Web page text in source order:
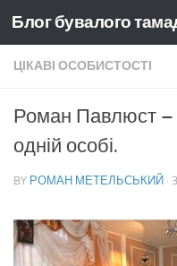
Skip to content
Блог бувалого
ЦІКАВІ ОСОБИСТОСТІ
Роман Павлюст –
одній особі.
BY РОМАН МЕТЕЛЬСЬКИЙ ·